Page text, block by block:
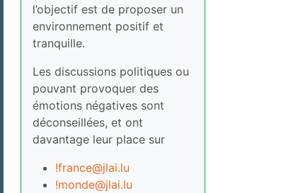
l’objectif est de proposer un
environnement positif et
tranquille.
Les discussions politiques ou
pouvant provoquer des
émotions négatives sont
déconseillées, et ont
davantage leur place sur
!france@jlai.lu
!monde@jlai.lu